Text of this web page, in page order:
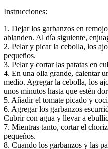
Instrucciones:
1. Dejar los garbanzos en
ablanden. Al día siguiente,
2. Pelar y picar la cebolla, los
pequeños.
3. Pelar y cortar las patatas en
4. En una olla grande, calentar
medio. Agregar la cebolla, los
unos minutos hasta que estén
5. Añadir el tomate picado y
6. Agregar los garbanzos
Cubrir con agua y llevar a
7. Mientras tanto, cortar el
pequeños.
8. Cuando los garbanzos y las